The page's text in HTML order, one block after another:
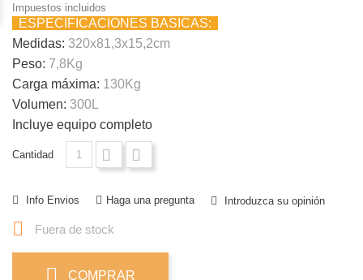
Impuestos incluidos
ESPECIFICACIONES BASICAS:
Medidas: 320x81,3x15,2cm
Peso: 7,8Kg
Carga máxima: 130Kg
Volumen: 300L
Incluye equipo completo
Cantidad
Info Envios Haga una pregunta Introduzca su opinión
 Fuera de stock
COMPRAR